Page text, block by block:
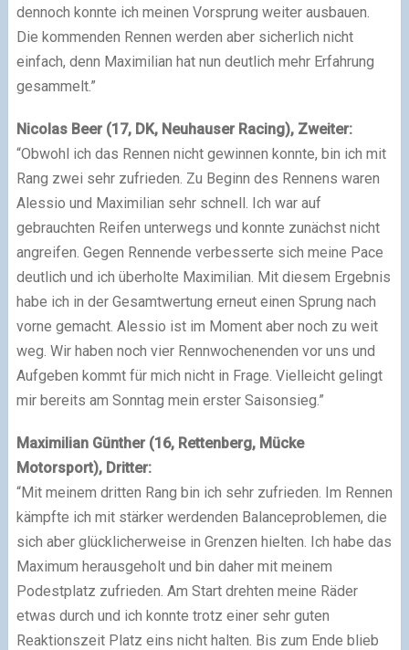
dennoch konnte ich meinen Vorsprung weiter ausbauen.
Die kommenden Rennen werden aber sicherlich nicht
einfach, denn Maximilian hat nun deutlich mehr Erfahrung
gesammelt.”
Nicolas Beer (17, DK, Neuhauser Racing), Zweiter:
“Obwohl ich das Rennen nicht gewinnen konnte, bin ich mit
Rang zwei sehr zufrieden. Zu Beginn des Rennens waren
Alessio und Maximilian sehr schnell. Ich war auf
gebrauchten Reifen unterwegs und konnte zunächst nicht
angreifen. Gegen Rennende verbesserte sich meine Pace
deutlich und ich überholte Maximilian. Mit diesem Ergebnis
habe ich in der Gesamtwertung erneut einen Sprung nach
vorne gemacht. Alessio ist im Moment aber noch zu weit
weg. Wir haben noch vier Rennwochenenden vor uns und
Aufgeben kommt für mich nicht in Frage. Vielleicht gelingt
mir bereits am Sonntag mein erster Saisonsieg.”
Maximilian Günther (16, Rettenberg, Mücke
Motorsport), Dritter:
“Mit meinem dritten Rang bin ich sehr zufrieden. Im Rennen
kämpfte ich mit stärker werdenden Balanceproblemen, die
sich aber glücklicherweise in Grenzen hielten. Ich habe das
Maximum herausgeholt und bin daher mit meinem
Podestplatz zufrieden. Am Start drehten meine Räder
etwas durch und ich konnte trotz einer sehr guten
Reaktionszeit Platz eins nicht halten. Bis zum Ende blieb